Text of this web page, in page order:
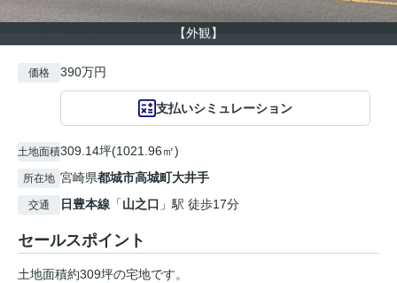
【外観】
価格 390万円
支払いシミュレーション
土地面積309.14坪(1021.96㎡)
所在地 宮崎県都城市高城町大井手
交通 日豊本線 「山之口 」駅 徒歩17分
セールスポイント
土地面積約309坪の宅地です。